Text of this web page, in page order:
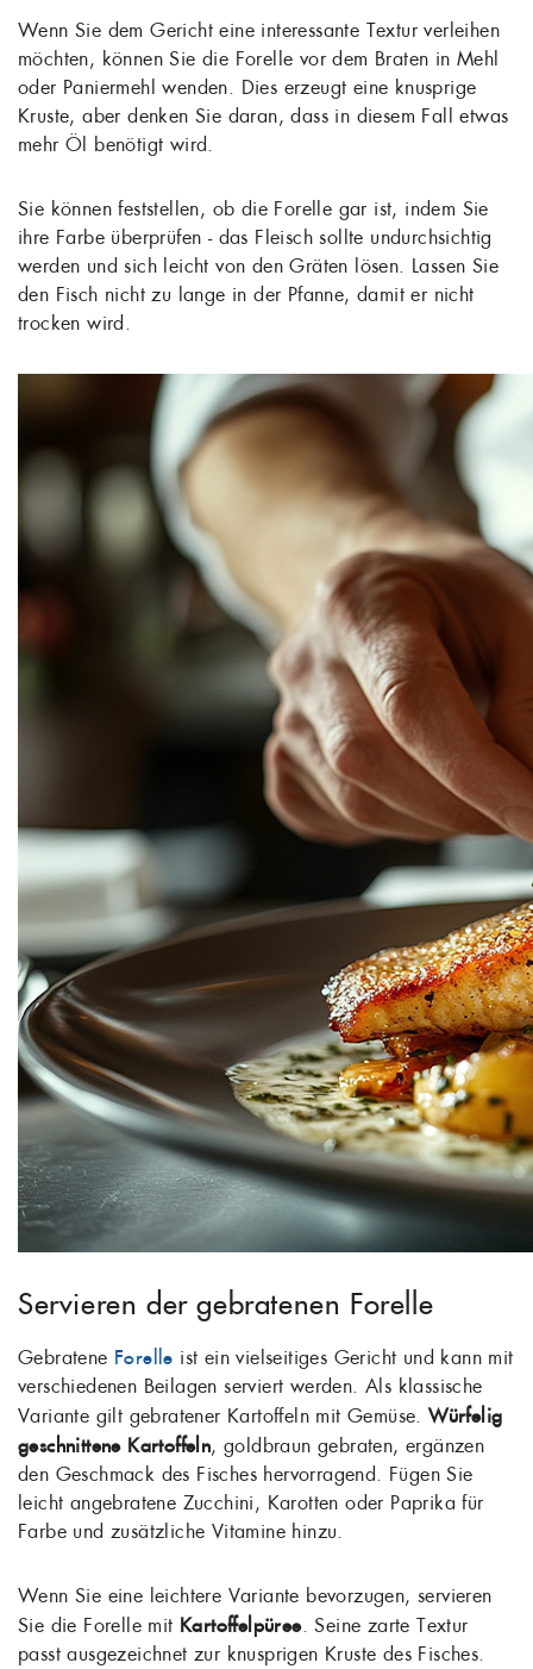
Wenn Sie dem Gericht eine interessante Textur verleihen
möchten, können Sie die Forelle vor dem Braten in Mehl
oder Paniermehl wenden. Dies erzeugt eine knusprige
Kruste, aber denken Sie daran, dass in diesem Fall etwas
mehr Öl benötigt wird.
Sie können feststellen, ob die Forelle gar ist, indem Sie
ihre Farbe überprüfen - das Fleisch sollte undurchsichtig
werden und sich leicht von den Gräten lösen. Lassen Sie
den Fisch nicht zu lange in der Pfanne, damit er nicht
trocken wird.
Servieren der gebratenen Forelle
Gebratene Forelle ist ein vielseitiges Gericht und kann mit
verschiedenen Beilagen serviert werden. Als klassische
Variante gilt gebratener Kartoffeln mit Gemüse.Würfelig
geschnittene Kartoffeln, goldbraun gebraten, ergänzen
den Geschmack des Fisches hervorragend. Fügen Sie
leicht angebratene Zucchini, Karotten oder Paprika für
Farbe und zusätzliche Vitamine hinzu.
Wenn Sie eine leichtere Variante bevorzugen, servieren
Sie die Forelle mit Kartoffelpüree. Seine zarte Textur
passt ausgezeichnet zur knusprigen Kruste des Fisches.